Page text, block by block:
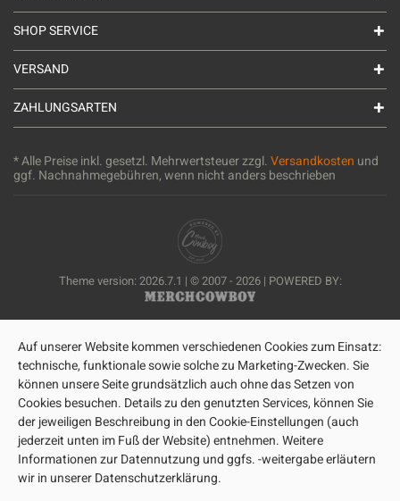
SHOP SERVICE
VERSAND
ZAHLUNGSARTEN
* Alle Preise inkl. gesetzl. Mehrwertsteuer zzgl.Versandkosten und
ggf. Nachnahmegebühren, wenn nicht anders beschrieben
Theme version: 2026.7.1 | © 2007 - 2026 | POWERED BY:
Auf unserer Website kommen verschiedenen Cookies zum Einsatz:
technische, funktionale sowie solche zu Marketing-Zwecken. Sie
können unsere Seite grundsätzlich auch ohne das Setzen von
Cookies besuchen. Details zu den genutzten Services, können Sie
der jeweiligen Beschreibung in den Cookie-Einstellungen (auch
jederzeit unten im Fuß der Website) entnehmen. Weitere
Informationen zur Datennutzung und ggfs. -weitergabe erläutern
wir in unserer Datenschutzerklärung.